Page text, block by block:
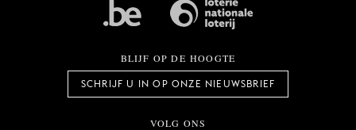
BLIJF OP DE HOOGTE
SCHRIJF U IN OP ONZE NIEUWSBRIEF
VOLG ONS